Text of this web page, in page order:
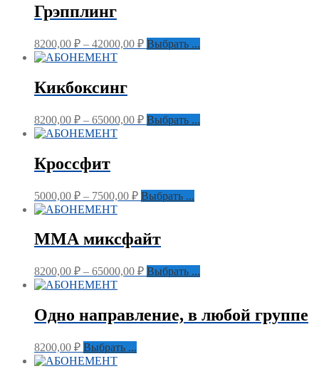
Грэпплинг
8200,00 ₽ – 42000,00 ₽ Выбрать ...
Кикбоксинг
8200,00 ₽ – 65000,00 ₽ Выбрать ...
Кроссфит
5000,00 ₽ – 7500,00 ₽ Выбрать ...
ММА миксфайт
8200,00 ₽ – 65000,00 ₽ Выбрать ...
Одно направление, в любой группе
8200,00 ₽ Выбрать ...